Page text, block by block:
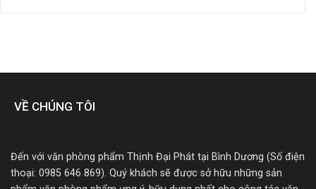
VỀ CHÚNG TÔI
Đến với văn phòng phẩm Thịnh Đại Phát tại Bình Dương (Số điện
thoại: 0985 646 869). Quý khách sẽ được sở hữu những sản